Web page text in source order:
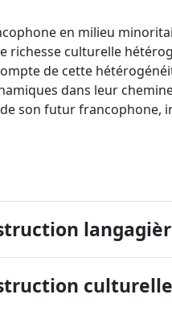
en milieu
richesse culturelle
de cette
dans leur
son futur francophone,